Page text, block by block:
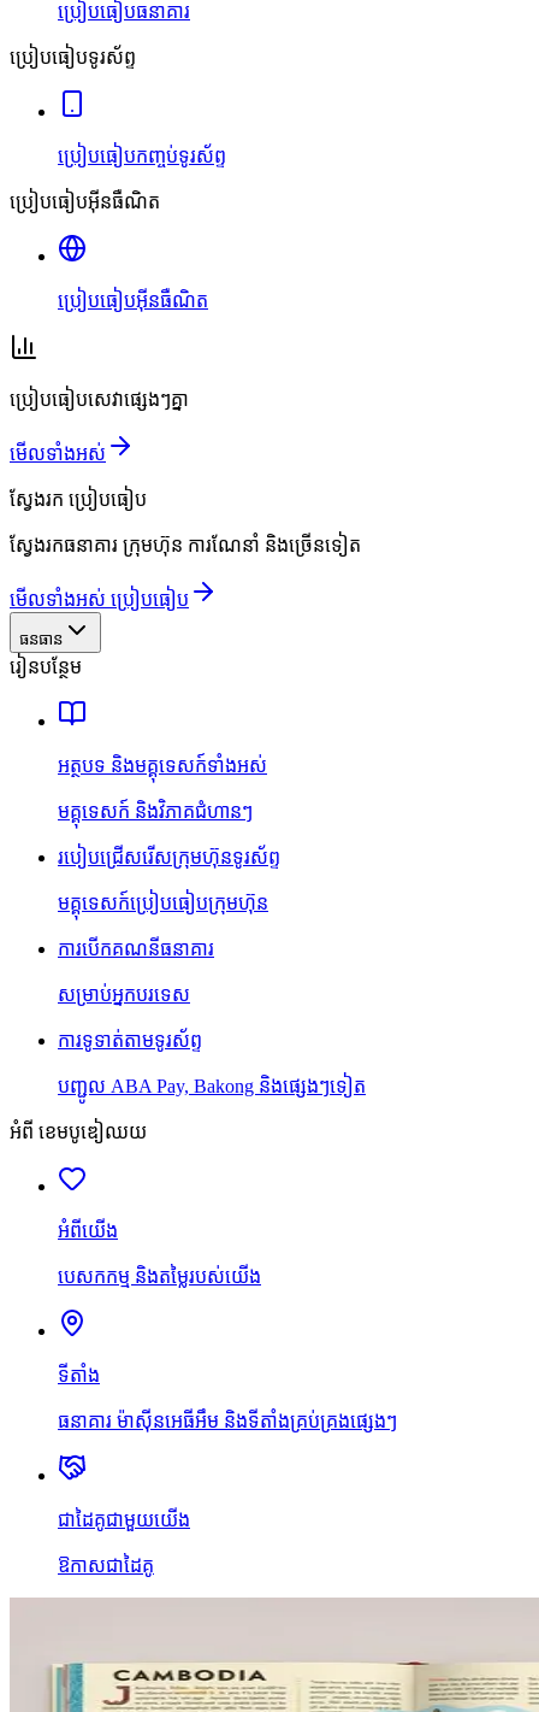
ប្រៀបធៀបធនាគារ
ប្រៀបធៀបទូរស័ព្ទ
ប្រៀបធៀបកញ្ចប់ទូរស័ព្ទ
ប្រៀបធៀបអ៊ីនធឺណិត
ប្រៀបធៀបអ៊ីនធឺណិត
ប្រៀបធៀបសេវាផ្សេងៗគ្នា
មើលទាំងអស់
ស្វែងរក ប្រៀបធៀប
ស្វែងរកធនាគារ ក្រុមហ៊ុន ការណែនាំ និងច្រើនទៀត
មើលទាំងអស់ ប្រៀបធៀប
ធនធាន
រៀនបន្ថែម
អត្ថបទ និងមគ្គុទេសក៍ទាំងអស់
មគ្គុទេសក៍ និងវិភាគជំហានៗ
របៀបជ្រើសរើសក្រុមហ៊ុនទូរស័ព្ទ
មគ្គុទេសក៍ប្រៀបធៀបក្រុមហ៊ុន
ការបើកគណនីធនាគារ
សម្រាប់អ្នកបរទេស
ការទូទាត់តាមទូរស័ព្ទ
បញ្ជូល ABA Pay, Bakong និងផ្សេងៗទៀត
អំពី ខេមបូឌៀឈយ
អំពីយើង
បេសកកម្ម និងតម្លៃរបស់យើង
ទីតាំង
ធនាគារ ម៉ាស៊ីនអេធីអឹម និងទីតាំងគ្រប់គ្រងផ្សេងៗ
ជាដៃគូជាមួយយើង
ឱកាសជាដៃគូ